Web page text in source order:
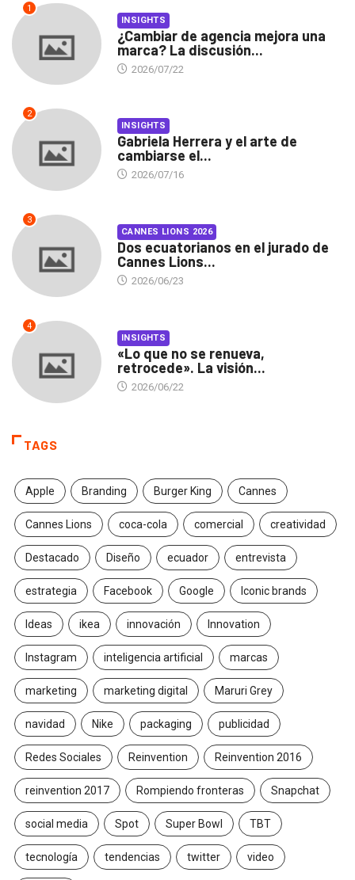
1
INSIGHTS
¿Cambiar de agencia mejora una
marca? La discusión...
2026/07/22
2
INSIGHTS
Gabriela Herrera y el arte de
cambiarse el...
2026/07/16
3
CANNES LIONS 2026
Dos ecuatorianos en el jurado de
Cannes Lions...
2026/06/23
4
INSIGHTS
«Lo que no se renueva,
retrocede». La visión...
2026/06/22
TAGS
Apple Branding Burger King Cannes
Cannes Lions coca-cola comercial creatividad
Destacado Diseño ecuador entrevista
estrategia Facebook Google Iconic brands
Ideas ikea innovación Innovation
Instagram inteligencia artificial marcas
marketing marketing digital Maruri Grey
navidad Nike packaging publicidad
Redes Sociales Reinvention Reinvention 2016
reinvention 2017 Rompiendo fronteras Snapchat
social media Spot Super Bowl TBT
tecnología tendencias twitter video